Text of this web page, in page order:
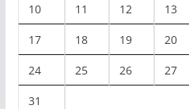
10 11 12 13
17 18 19 20
24 25 26 27
31